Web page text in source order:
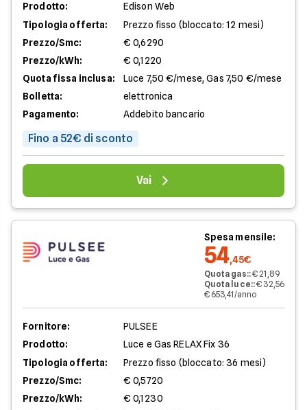
Prodotto:
Edison Web
Tipologia offerta:
Prezzo fisso (bloccato: 12 mesi)
Prezzo/Smc:
€ 0,6290
Prezzo/kWh:
€ 0,1220
Quota fissa inclusa:
Luce 7,50 €/mese, Gas 7,50 €/mese
Bolletta:
elettronica
Pagamento:
Addebito bancario
Fino a 52€ di sconto
Vai
Spesa mensile:
54,45€
Quota gas::€ 21,89
Quota luce::€ 32,56
€ 653,41/anno
Fornitore:
PULSEE
Prodotto:
Luce e Gas RELAX Fix 36
Tipologia offerta:
Prezzo fisso (bloccato: 36 mesi)
Prezzo/Smc:
€ 0,5720
Prezzo/kWh:
€ 0,1230